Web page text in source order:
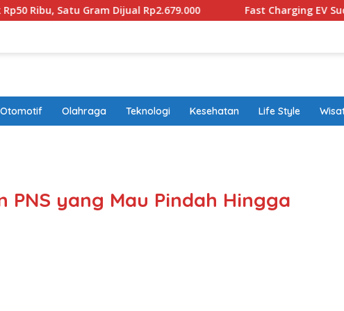
Dijual Rp2.679.000 Fast Charging EV Sudah Diproduksi
Otomotif Olahraga Teknologi Kesehatan Life Style
PNS yang Mau Pindah Hingga